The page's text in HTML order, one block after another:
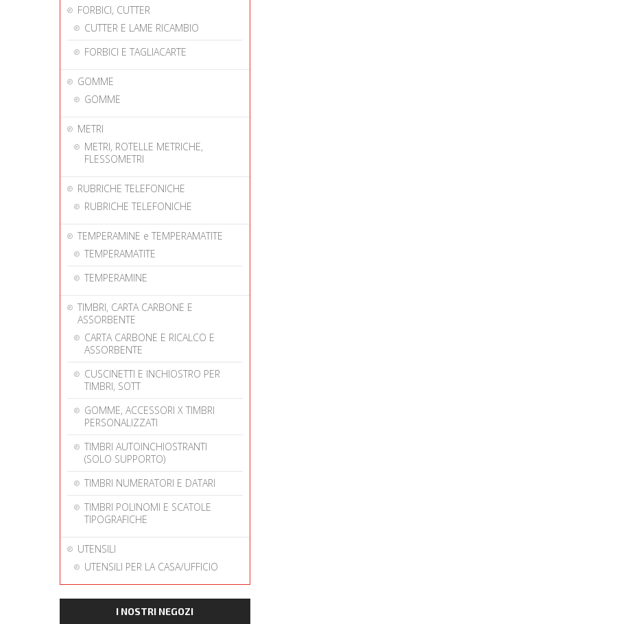
FORBICI, CUTTER
CUTTER E LAME RICAMBIO
FORBICI E TAGLIACARTE
GOMME
GOMME
METRI
METRI, ROTELLE METRICHE,
FLESSOMETRI
RUBRICHE TELEFONICHE
RUBRICHE TELEFONICHE
TEMPERAMINE e TEMPERAMATITE
TEMPERAMATITE
TEMPERAMINE
TIMBRI, CARTA CARBONE E
ASSORBENTE
CARTA CARBONE E RICALCO E
ASSORBENTE
CUSCINETTI E INCHIOSTRO PER
TIMBRI, SOTT
GOMME, ACCESSORI X TIMBRI
PERSONALIZZATI
TIMBRI AUTOINCHIOSTRANTI
(SOLO SUPPORTO)
TIMBRI NUMERATORI E DATARI
TIMBRI POLINOMI E SCATOLE
TIPOGRAFICHE
UTENSILI
UTENSILI PER LA CASA/UFFICIO
I NOSTRI NEGOZI